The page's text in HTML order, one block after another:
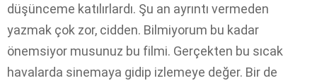
düşünceme katılırlardı. Şu an ayrıntı vermeden
yazmak çok zor, cidden. Bilmiyorum bu kadar
önemsiyor musunuz bu filmi. Gerçekten bu sıcak
havalarda sinemaya gidip izlemeye değer. Bir de